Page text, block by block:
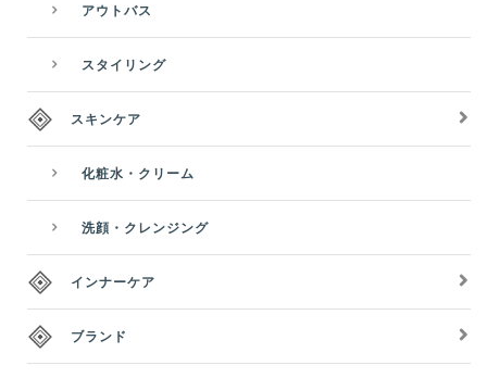
アウトバス
スタイリング
スキンケア
化粧水・クリーム
洗顔・クレンジング
インナーケア
ブランド